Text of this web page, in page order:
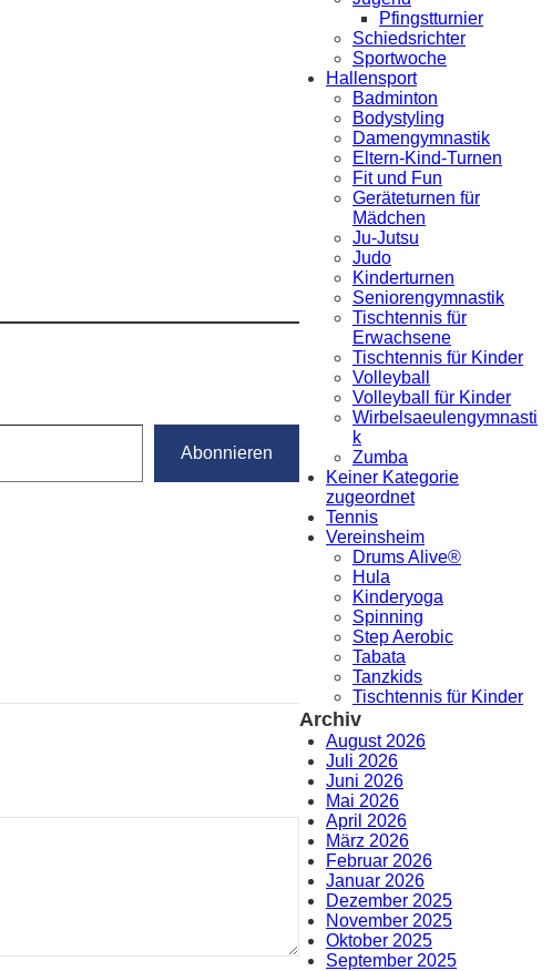
Abonnieren
Pfingstturnier
Schiedsrichter
Sportwoche
Hallensport
Badminton
Bodystyling
Damengymnastik
Eltern-Kind-Turnen
Fit und Fun
Geräteturnen für
Mädchen
Ju-Jutsu
Judo
Kinderturnen
Seniorengymnastik
Tischtennis für
Erwachsene
Tischtennis für Kinder
Volleyball
Volleyball für Kinder
Wirbelsaeulengymnasti
k
Zumba
Keiner Kategorie
zugeordnet
Tennis
Vereinsheim
Drums Alive®
Hula
Kinderyoga
Spinning
Step Aerobic
Tabata
Tanzkids
Tischtennis für Kinder
Archiv
August 2026
Juli 2026
Juni 2026
Mai 2026
April 2026
März 2026
Februar 2026
Januar 2026
Dezember 2025
November 2025
Oktober 2025
September 2025